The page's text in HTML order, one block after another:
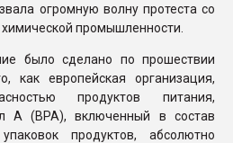
огромную волну протеста со
промышленности.
было сделано по прошествии
как европейская организация,
продуктов питания,
А (BPA), включенный в состав
продуктов, абсолютно